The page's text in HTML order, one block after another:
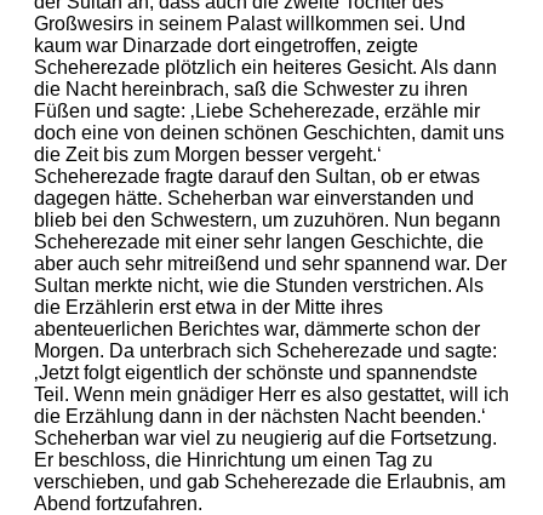
Großwesirs in seinem Palast willkommen sei. Und
kaum war Dinarzade dort eingetroffen, zeigte
Scheherezade plötzlich ein heiteres Gesicht. Als dann
die Nacht hereinbrach, saß die Schwester zu ihren
Füßen und sagte: ‚Liebe Scheherezade, erzähle mir
doch eine von deinen schönen Geschichten, damit uns
die Zeit bis zum Morgen besser vergeht.‘
Scheherezade fragte darauf den Sultan, ob er etwas
dagegen hätte. Scheherban war einverstanden und
blieb bei den Schwestern, um zuzuhören. Nun begann
Scheherezade mit einer sehr langen Geschichte, die
aber auch sehr mitreißend und sehr spannend war. Der
Sultan merkte nicht, wie die Stunden verstrichen. Als
die Erzählerin erst etwa in der Mitte ihres
abenteuerlichen Berichtes war, dämmerte schon der
Morgen. Da unterbrach sich Scheherezade und sagte:
‚Jetzt folgt eigentlich der schönste und spannendste
Teil. Wenn mein gnädiger Herr es also gestattet, will ich
die Erzählung dann in der nächsten Nacht beenden.‘
Scheherban war viel zu neugierig auf die Fortsetzung.
Er beschloss, die Hinrichtung um einen Tag zu
verschieben, und gab Scheherezade die Erlaubnis, am
Abend fortzufahren.